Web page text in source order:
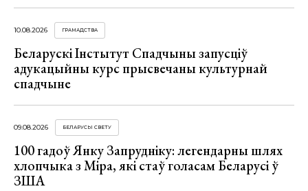
10.08.2026 ГРАМАДСТВА
Беларускі Інстытут Спадчыны запусціў
адукацыйны курс прысвечаны культурнай
спадчыне
09.08.2026 БЕЛАРУСЫ СВЕТУ
100 гадоў Янку Запрудніку: легендарны шлях
хлопчыка з Міра, які стаў голасам Беларусі ў
ЗША